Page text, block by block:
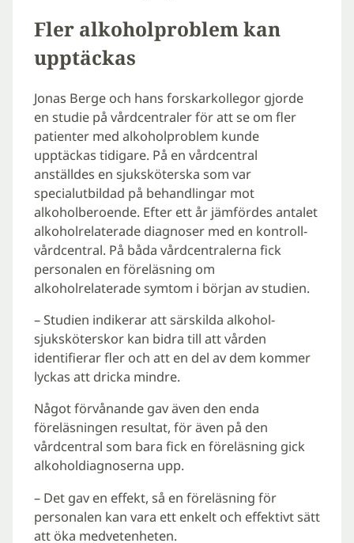
Fler alkoholproblem kan
upptäckas
Jonas Berge och hans forskarkollegor gjorde
en studie på vårdcentraler för att se om fler
patienter med alkoholproblem kunde
upptäckas tidigare. På en vårdcentral
anställdes en sjuksköterska som var
specialutbildad på behandlingar mot
alkoholberoende. Efter ett år jämfördes antalet
alkoholrelaterade diagnoser med en kontroll-
vårdcentral. På båda vårdcentralerna fick
personalen en föreläsning om
alkoholrelaterade symtom i början av studien.
– Studien indikerar att särskilda alkohol-
sjuksköterskor kan bidra till att vården
identifierar fler och att en del av dem kommer
lyckas att dricka mindre.
Något förvånande gav även den enda
föreläsningen resultat, för även på den
vårdcentral som bara fick en föreläsning gick
alkoholdiagnoserna upp.
– Det gav en effekt, så en föreläsning för
personalen kan vara ett enkelt och effektivt sätt
att öka medvetenheten.